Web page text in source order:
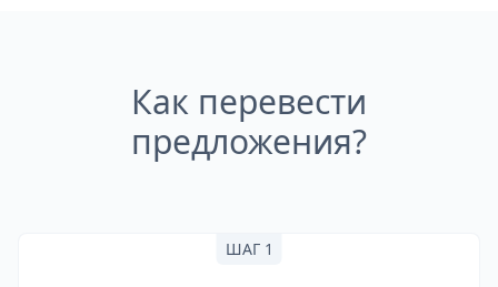
Как перевести
предложения?
ШАГ 1